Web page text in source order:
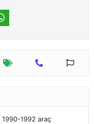
1990-1992 araç